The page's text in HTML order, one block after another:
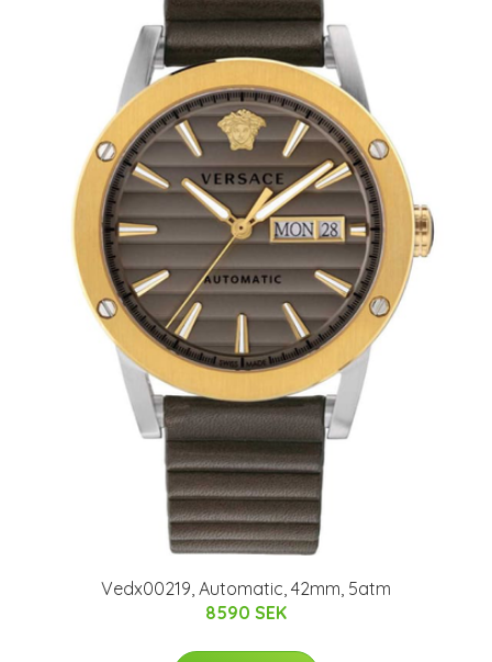
Vedx00219, Automatic, 42mm, 5atm
8590 SEK